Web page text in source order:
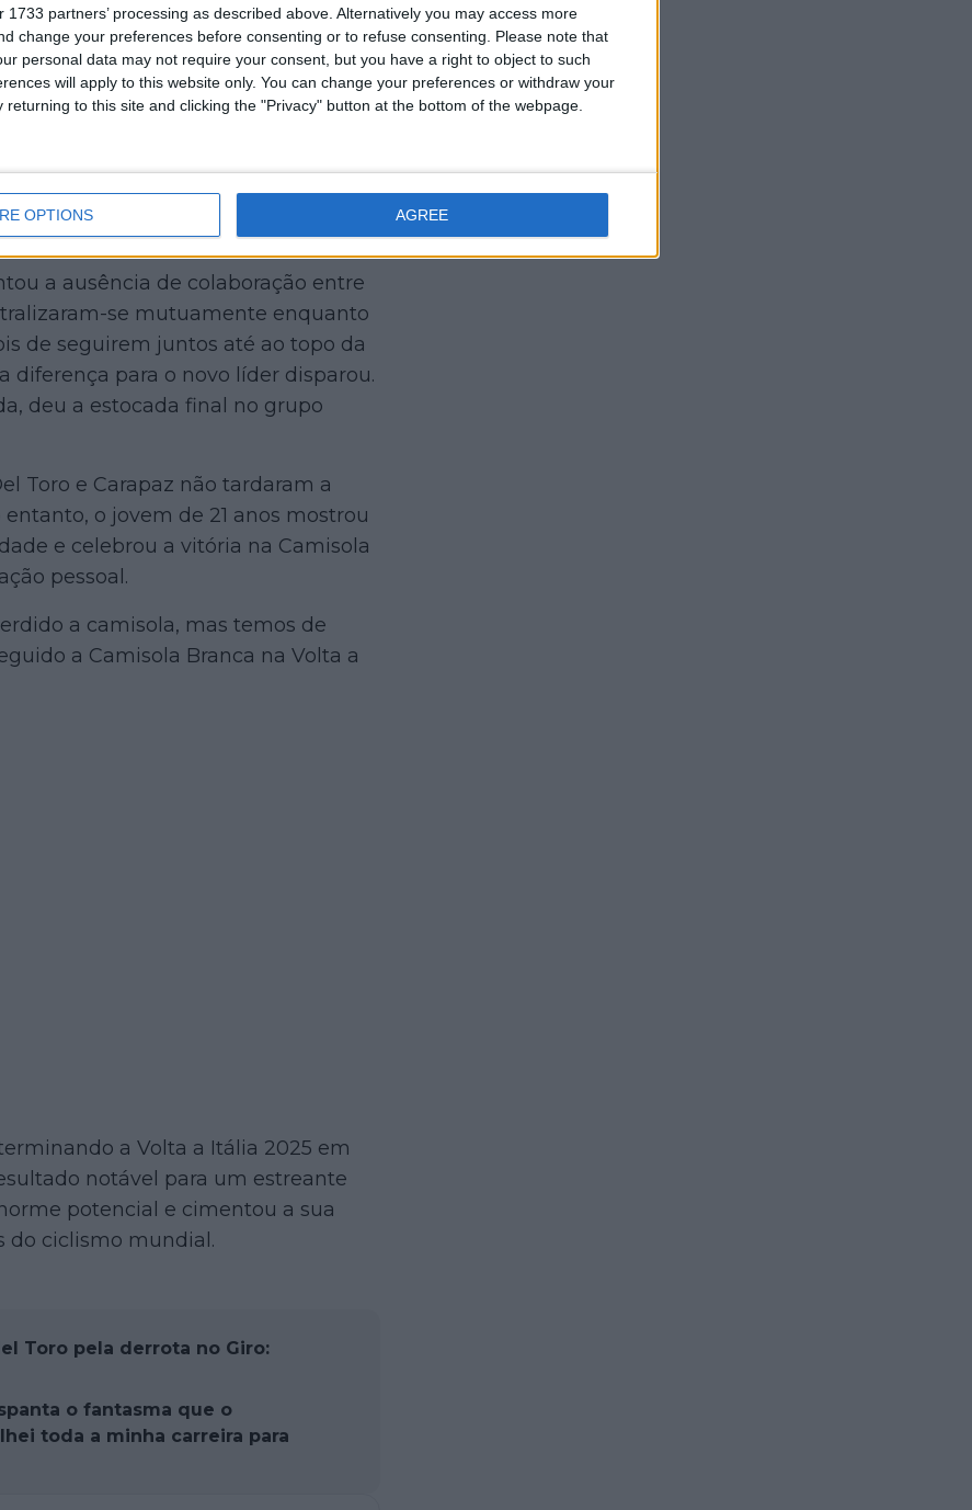
partners’ processing as described above. Alternatively you may access more
change your preferences before consenting or to refuse consenting.
Please note that
personal data may not require your consent, but you have a right to object to such
will apply to this website only. You can change your preferences or withdraw your
returning to this site and clicking the "Privacy" button at the bottom of the webpage.
OPTIONS AGREE
a ausência de colaboração entre
se mutuamente enquanto
de seguirem juntos até ao topo da
diferença para o novo líder disparou.
deu a estocada final no grupo
Toro e Carapaz não tardaram a
o jovem de 21 anos mostrou
e celebrou a vitória na Camisola
pessoal.
a camisola, mas temos de
a Camisola Branca na Volta a
a Volta a Itália 2025 em
notável para um estreante
potencial e cimentou a sua
do ciclismo mundial.
Toro pela derrota no Giro:
o fantasma que o
toda a minha carreira para